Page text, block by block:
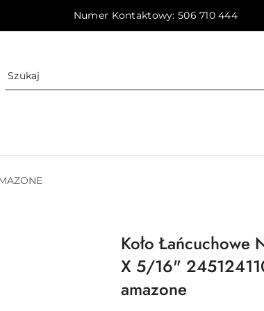
Numer Kontaktowy: 506 710 444
Koło Łańcuchowe
X 5/16"
amazone